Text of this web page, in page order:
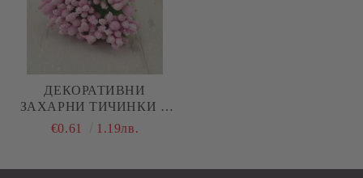
ДЕКОРАТИВНИ
ЗАХАРНИ ТИЧИНКИ В
РОЗОВО
€0.61 1.19лв.